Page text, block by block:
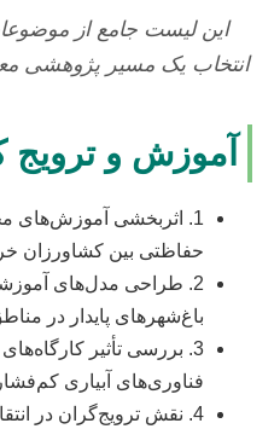
این لیست جامع از
انتخاب یک مسیر پژوهشی
آموزش و ترویج
1. اثربخشی آموزش‌های
حفاظتی بین کشاورزان
2. طراحی مدل‌های
باغ‌شهرهای پایدار در
3. بررسی تأثیر
فناوری‌های آبیاری
4. نقش ترویج‌گران در